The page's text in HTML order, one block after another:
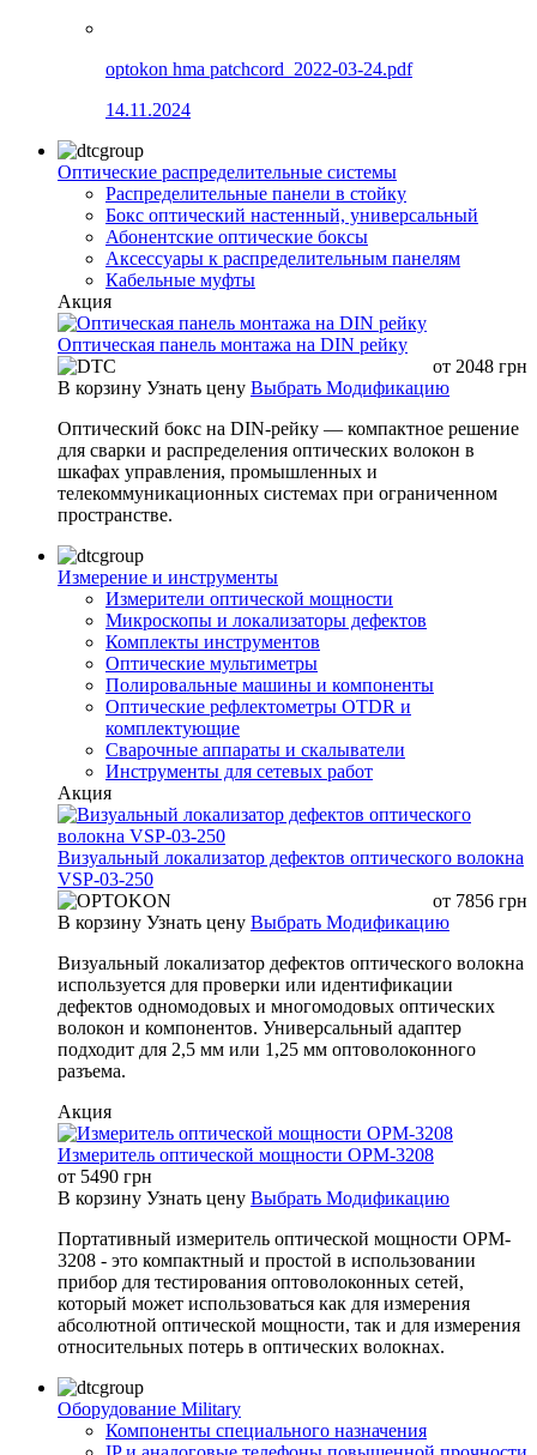
optokon hma patchcord_2022-03-24.pdf
14.11.2024
Оптические распределительные системы
Распределительные панели в стойку
Бокс оптический настенный, универсальный
Абонентские оптические боксы
Аксессуары к распределительным панелям
Кабельные муфты
Акция
Оптическая панель монтажа на DIN рейку
от 2048 грн
В корзину Узнать цену Выбрать Модификацию
Оптический бокс на DIN-рейку — компактное решение
для сварки и распределения оптических волокон в
шкафах управления, промышленных и
телекоммуникационных системах при ограниченном
пространстве.
Измерение и инструменты
Измерители оптической мощности
Микроскопы и локализаторы дефектов
Комплекты инструментов
Оптические мультиметры
Полировальные машины и компоненты
Оптические рефлектометры OTDR и
комплектующие
Сварочные аппараты и скалыватели
Инструменты для сетевых работ
Акция
Визуальный локализатор дефектов оптического волокна
VSP-03-250
от 7856 грн
В корзину Узнать цену Выбрать Модификацию
Визуальный локализатор дефектов оптического волокна
используется для проверки или идентификации
дефектов одномодовых и многомодовых оптических
волокон и компонентов. Универсальный адаптер
подходит для 2,5 мм или 1,25 мм оптоволоконного
разъема.
Акция
Измеритель оптической мощности OPM-3208
от 5490 грн
В корзину Узнать цену Выбрать Модификацию
Портативный измеритель оптической мощности OPM-
3208 - это компактный и простой в использовании
прибор для тестирования оптоволоконных сетей,
который может использоваться как для измерения
абсолютной оптической мощности, так и для измерения
относительных потерь в оптических волокнах.
Оборудование Military
Компоненты специального назначения